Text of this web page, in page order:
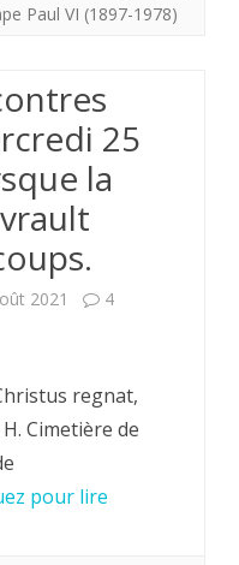
Paul VI (1897-1978)
25
la
2021
4
regnat,
Cimetière de
pour lire